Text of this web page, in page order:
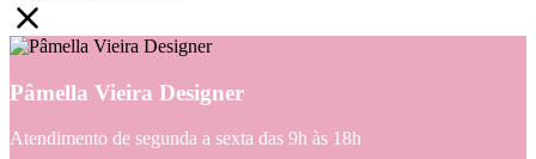
Pâmella Vieira Designer
Atendimento de segunda a sexta das 9h às 18h